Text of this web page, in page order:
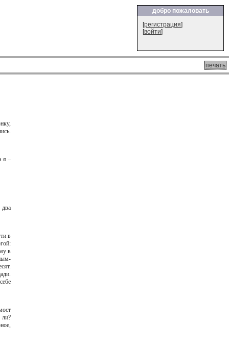
добро пожаловать
[регистрация]
[войти]
печать
я –
два
в
в
ли?